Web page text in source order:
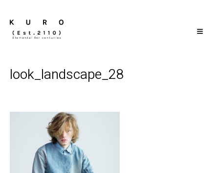
≡
look_landscape_28